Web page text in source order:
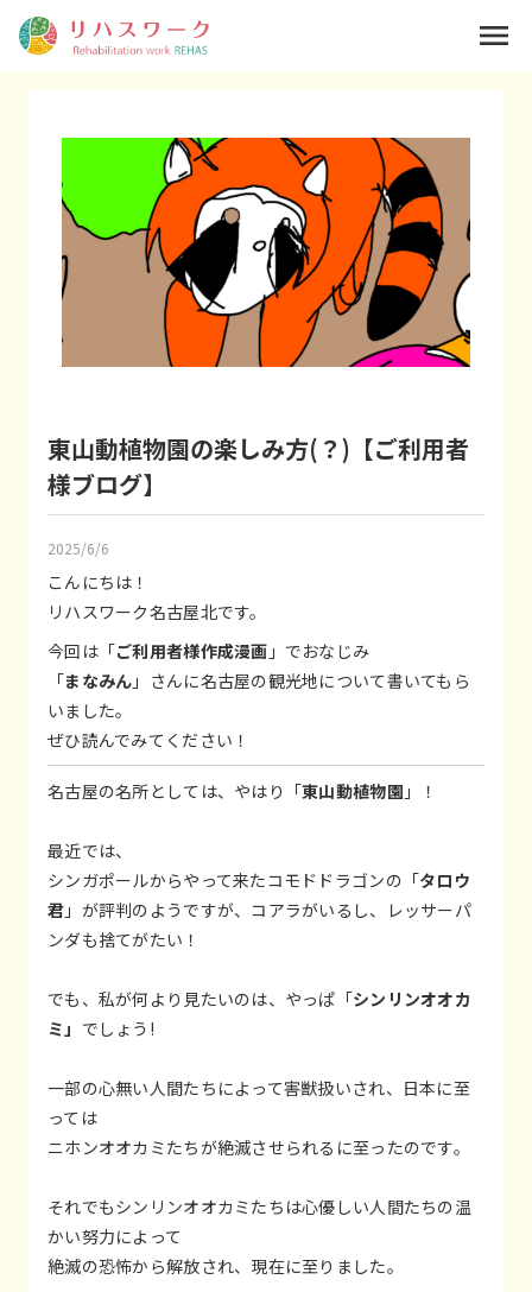
東山動植物園の楽しみ方(？)【ご利用者
様ブログ】
2025/6/6
こんにちは！
リハスワーク名古屋北です。
今回は「ご利用者様作成漫画 」でおなじみ
「まなみん 」さんに名古屋の観光地について書いてもら
いました。
ぜひ読んでみてください！
名古屋の名所としては、やはり「東山動植物園 」！
最近では、
シンガポールからやって来たコモドドラゴンの「タロウ
君 」が評判のようですが、コアラがいるし、レッサーパ
ンダも捨てがたい！
でも、私が何より見たいのは、やっぱ「シンリンオオカ
ミ」 でしょう!
一部の心無い人間たちによって害獣扱いされ、日本に至
っては
ニホンオオカミたちが絶滅させられるに至ったのです。
それでもシンリンオオカミたちは心優しい人間たちの温
かい努力によって
絶滅の恐怖から解放され、現在に至りました。
menu